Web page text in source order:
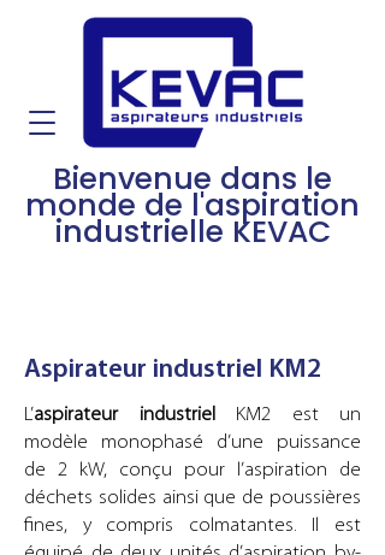
Bienvenue dans le
monde de l'aspiration
industrielle KEVAC
Aspirateur industriel KM2
L’aspirateur industriel
KM2 est un
modèle monophasé d’une puissance
de 2 kW, conçu pour l’aspiration de
déchets solides ainsi que de poussières
fines, y compris colmatantes. Il est